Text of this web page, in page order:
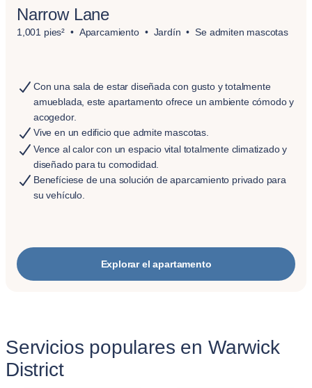
Narrow Lane
1,001 pies² Aparcamiento Jardín Se admiten mascotas
Con una sala de estar diseñada con gusto y totalmente
amueblada, este apartamento ofrece un ambiente cómodo y
acogedor.
Vive en un edificio que admite mascotas.
Vence al calor con un espacio vital totalmente climatizado y
diseñado para tu comodidad.
Benefíciese de una solución de aparcamiento privado para
su vehículo.
Explorar el apartamento
Servicios populares en Warwick
District